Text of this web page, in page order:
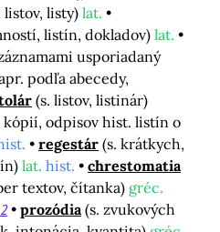
listy) lat.
listín, dokladov) lat.
usporiadaný
podľa abecedy,
(s. listov, listinár)
kópií, odpisov hist. listín o
regestár (s. krátkych,
lat. hist.
chrestomatia
textov, čítanka) gréc.
prozódia (s. zvukových